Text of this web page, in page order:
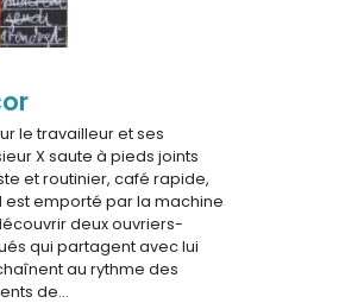
le travailleur et ses
X saute à pieds joints
et routinier, café rapide,
emporté par la machine
deux ouvriers-
qui partagent avec lui
au rythme des
de…